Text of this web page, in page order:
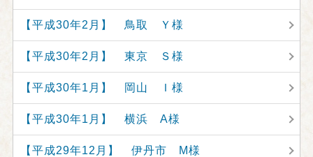
【平成30年2月】 鳥取 Ｙ様
【平成30年2月】 東京 Ｓ様
【平成30年1月】 岡山 Ｉ様
【平成30年1月】 横浜 A様
【平成29年12月】 伊丹市 M様